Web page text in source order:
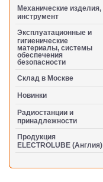
Механические изделия,
инструмент
Эксплуатационные и
гигиенические
материалы, системы
обеспечения
безопасности
Cклад в Москве
Новинки
Радиостанции и
принадлежности
Продукция
ELECTROLUBE (Англия)